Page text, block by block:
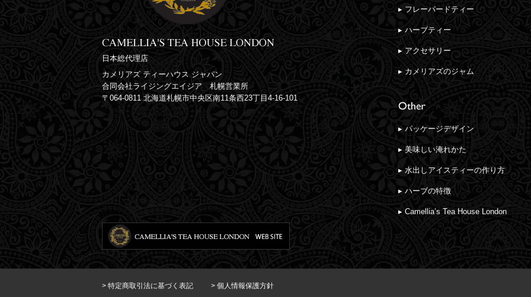
日本総代理店
カメリアズ ティーハウス ジャパン
合同会社ライジングエイジア 札幌営業所
〒064-0811 北海道札幌市中央区南11条西23丁目4-16-101
▸ フレーバードティー
▸ ハーブティー
▸ アクセサリー
▸ カメリアズのジャム
▸ パッケージデザイン
▸ 美味しい淹れかた
▸ 水出しアイスティーの作り方
▸ ハーブの特徴
▸ Camellia’s Tea House London
> 特定商取引法に基づく表記 > 個人情報保護方針